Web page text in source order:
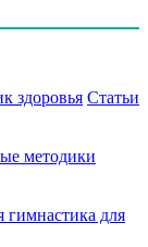
здоровья Статьи
методики
гимнастика для